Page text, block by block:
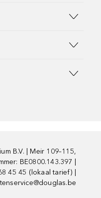
B.V. | Meir 109–115,
BE0800.143.397 |
45 45 (lokaal tarief) |